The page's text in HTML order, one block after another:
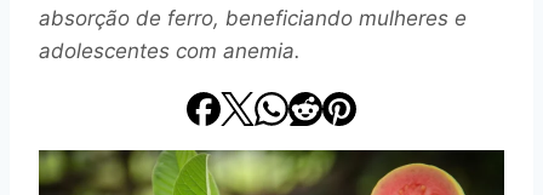
absorção de ferro, beneficiando mulheres e
adolescentes com anemia.